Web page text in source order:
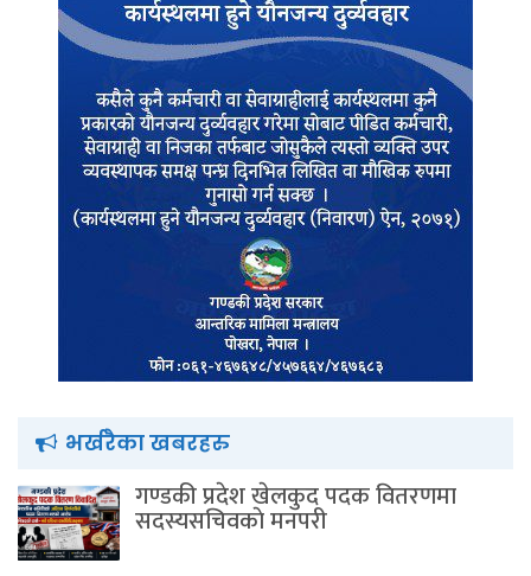
भर्खरैका खबरहरु
गण्डकी प्रदेश खेलकुद पदक वितरणमा
सदस्यसचिवकाे मनपरी